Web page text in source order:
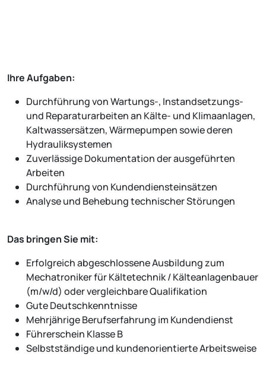
Ihre Aufgaben:
Durchführung von Wartungs-, Instandsetzungs-
und Reparaturarbeiten an Kälte- und Klimaanlagen,
Kaltwassersätzen, Wärmepumpen sowie deren
Hydrauliksystemen
Zuverlässige Dokumentation der ausgeführten
Arbeiten
Durchführung von Kundendiensteinsätzen
Analyse und Behebung technischer Störungen
Das bringen Sie mit:
Erfolgreich abgeschlossene Ausbildung zum
Mechatroniker für Kältetechnik / Kälteanlagenbauer
(m/w/d) oder vergleichbare Qualifikation
Gute Deutschkenntnisse
Mehrjährige Berufserfahrung im Kundendienst
Führerschein Klasse B
Selbstständige und kundenorientierte Arbeitsweise